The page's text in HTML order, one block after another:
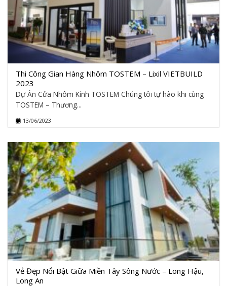
Thi Công Gian Hàng Nhôm TOSTEM – Lixil VIETBUILD
2023
Dự Án Cửa Nhôm Kính TOSTEM Chúng tôi tự hào khi cùng
TOSTEM – Thương...
13/06/2023
Vẻ Đẹp Nổi Bật Giữa Miền Tây Sông Nước – Long Hậu,
Long An